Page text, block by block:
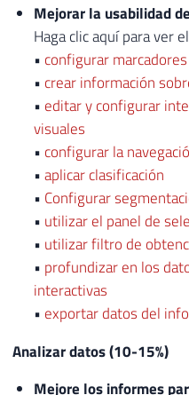
Mejorar la usabilidad
Haga clic aquí para ver
• configurar marcadores
• crear información
• editar y configurar
visuales
• configurar la
•aplicar clasificación
• Configurar
• utilizar el panel de
• utilizar filtro de
• profundizar en los
interactivas
• exportar datos del
Analizar datos (10-15%)
Mejore los informes